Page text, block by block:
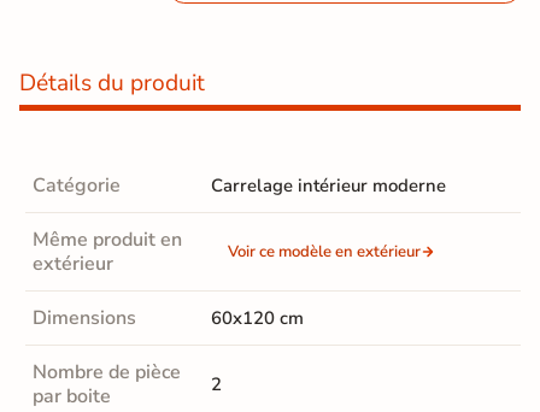
Détails du produit
Catégorie Carrelage intérieur moderne
Même produit en
extérieur
Voir ce modèle en extérieur
Dimensions 60x120 cm
Nombre de pièce
par boite
2